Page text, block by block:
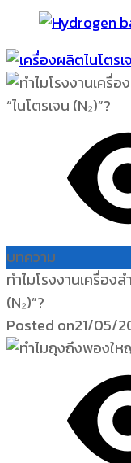
บทความ
ทำไมโรงงานเครื่อง
(N₂)”?
Posted on21/05/